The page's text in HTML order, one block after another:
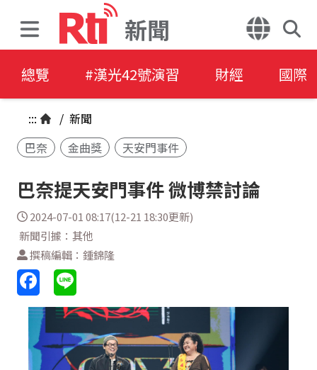
新聞
總覽 #漢光42號演習 財經 國際
::: / 新聞
巴奈
金曲獎 天安門事件
巴奈提天安門事件 微博禁討論
2024-07-01 08:17(12-21 18:30更新)
新聞引據：其他
撰稿編輯：鍾錦隆